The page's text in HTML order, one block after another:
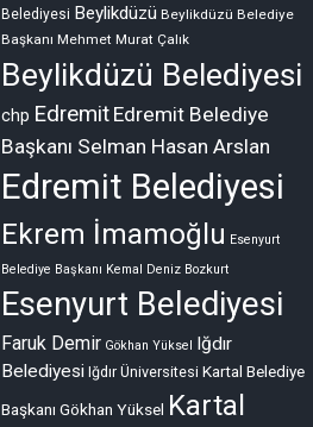
Belediyesi Beylikdüzü Beylikdüzü Belediye
Başkanı Mehmet Murat Çalık
Beylikdüzü Belediyesi
chp Edremit Edremit Belediye
Başkanı Selman Hasan Arslan
Edremit Belediyesi
Ekrem İmamoğlu Esenyurt
Belediye Başkanı Kemal Deniz Bozkurt
Esenyurt Belediyesi
Faruk Demir Gökhan Yüksel Iğdır
Belediyesi Iğdır Üniversitesi Kartal Belediye
Başkanı Gökhan Yüksel Kartal